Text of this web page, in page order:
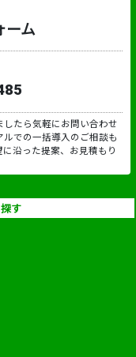
ーム
たら気軽にお問い合わせ
での一括導入のご相談も
沿った提案、お見積もり
す